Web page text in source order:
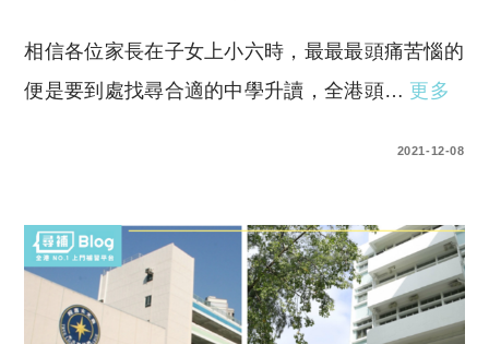
相信各位家長在子女上小六時，最最最頭痛苦惱的
便是要到處找尋合適的中學升讀，全港頭… 更多
2021-12-08